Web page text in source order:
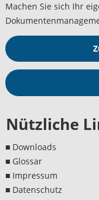
Machen Sie sich Ihr
Nützliche
■ Downloads
■ Glossar
■ Impressum
■ Datenschutz